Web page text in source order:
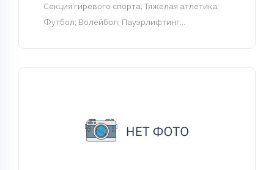
Cекция гиревого спорта; Тяжелая атлетика;
Футбол; Волейбол; Пауэрлифтинг...